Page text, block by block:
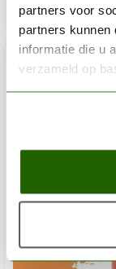
partners voor
partners kunnen
informatie die u
verzameld op